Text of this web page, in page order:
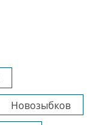
Новозыбков